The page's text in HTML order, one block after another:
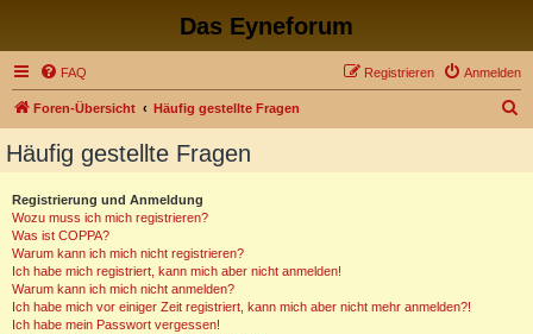
Das Eyneforum
FAQ Anmelden
Registrieren
Foren-Übersicht Häufig gestellte Fragen
Häufig gestellte Fragen
Registrierung und Anmeldung
Wozu muss ich mich registrieren?
Was ist COPPA?
Warum kann ich mich nicht registrieren?
Ich habe mich registriert, kann mich aber nicht anmelden!
Warum kann ich mich nicht anmelden?
Ich habe mich vor einiger Zeit registriert, kann mich aber nicht mehr anmelden?!
Ich habe mein Passwort vergessen!